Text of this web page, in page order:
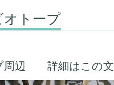
オトープ
周辺 詳細はこの文